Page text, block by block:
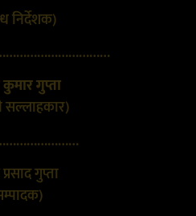
निर्देशक)
गुप्ता
सल्लाहकार)
गुप्ता